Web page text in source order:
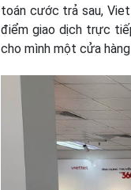
toán cước trả sau,
điểm giao dịch trực
cho mình một cửa